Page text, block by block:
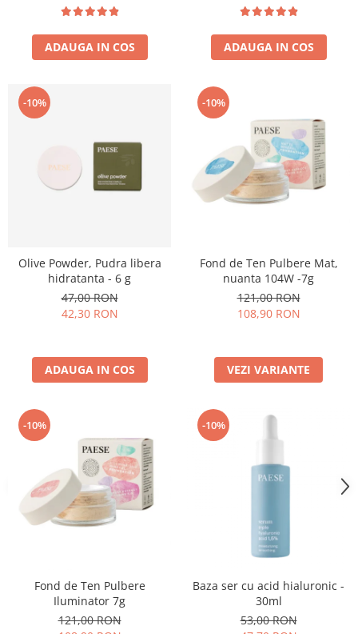
ADAUGA IN COS ADAUGA IN COS
-10%
Olive Powder, Pudra libera
hidratanta - 6 g
47,00 RON
42,30 RON
ADAUGA IN COS
-10%
Fond de Ten Pulbere Mat,
nuanta 104W -7g
121,00 RON
108,90 RON
VEZI VARIANTE
-10%
Fond de Ten Pulbere
Iluminator 7g
121,00 RON
-10%
Baza ser cu acid hialuronic -
30ml
53,00 RON